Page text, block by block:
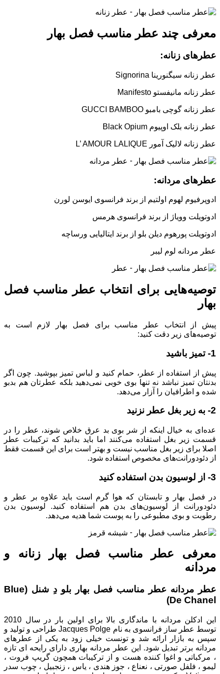
معرفی چند عطر مناسب فصل بهار
عطرهای زنانه:
عطر زنانه سیگنورینا Signorina
عطر زنانه مانیفستو Manifesto
عطر زنانه گوچی بامبو GUCCI BAMBOO
عطر زنانه بلک اوپیوم Black Opium
عطر زنانه لالیک آمور L’ AMOUR LALIQUE
عطرهای مردانه:
ادوپرفیوم لهوم اولتیم از برند فرانسوی ایوسن لورن
ادوتویلت وویاژ از برند فرانسوی هرمس
ادوتویلت پورهوم دیلن بلو از برند ایتالیایی ورساچه
عطر مردانه لوم لیبر
توصیه‌هایی برای انتخاب عطر مناسب فصل
بهار
پیش از انتخاب عطر مناسب برای فصل بهار لازم است به
توصیه‌های زیر دقت کنید:
1- تمیز باشید
پیش از استفاده از عطر، حمام کنید و لباس تمیز بپوشید. چون اگر
بدنتان تمیز نباشد نه تنها بوی خوبی نمی‌دهید بلکه عطرتان هم بدبو
شده و اطرافیان را آزار می‌دهد.
2- به زیر بغل عطر نزنید
عده‌ای به خیال اینکه از شر بوی بد عرق خلاص شوند، عطر را در
قسمت زیر بغل استفاده می‌کنند اما باید بدانید که ترکیبات عطر
اصلا برای زیر بغل مناسب نیست و بهتر است برای این قسمت فقط
از دئودورانت‌های مخصوص استفاده شود.
3- از لوسیون بدن استفاده کنید
در فصل بهار و تابستان که هوا گرم است باید علاوه بر عطر و
دئودورانت از لوسیون‌های بدن هم استفاده کنید. لوسیون بدن
رطوبت و بوی مطبوعی را به پوست شما هدیه می‌دهد.
معرفی عطر مناسب فصل بهار زنانه و
مردانه
عطر مردانه عطر مناسب فصل بهار بلو دِ شنل (Blue
De Chanel)
این ادکلن مردانه با ماندگاری بالا برای اولین بار در سال 2010
توسط عطر ساز فرانسوی به نام Jacques Polge طراحی و تولید و
سپس به بازار ارائه شد و تونست خیلی زود به یکی از عطرهای
مردانه برتر تبدیل شود. این عطر مردانه بهاری دارای رایحه ای تازه
، مرکباتی و اغوا کننده هست و از ترکیبات همچون گریپ فروت ،
لیمو ، فلفل صورتی ، نعناع ، جوز هندی ، یاس ، زنجبیل ، چوب سدر